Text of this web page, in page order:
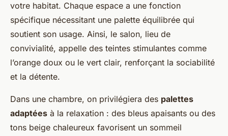
votre habitat. Chaque espace a une fonction
spécifique nécessitant une palette équilibrée qui
soutient son usage. Ainsi, le salon, lieu de
convivialité, appelle des teintes stimulantes comme
l’orange doux ou le vert clair, renforçant la sociabilité
et la détente.
Dans une chambre, on privilégiera des palettes
adaptées à la relaxation : des bleus apaisants ou des
tons beige chaleureux favorisent un sommeil